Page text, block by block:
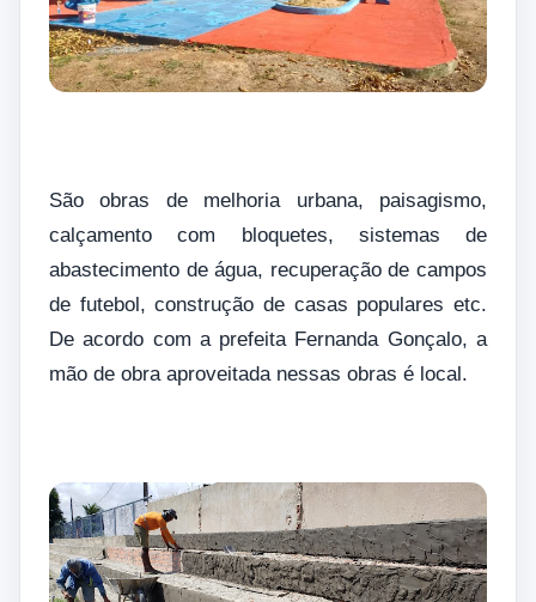
São obras de melhoria urbana, paisagismo,
calçamento com bloquetes, sistemas de
abastecimento de água, recuperação de campos
de futebol, construção de casas populares etc.
De acordo com a prefeita Fernanda Gonçalo, a
mão de obra aproveitada nessas obras é local.